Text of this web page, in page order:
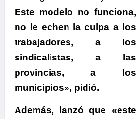
Este modelo no funciona,
no le echen la culpa a los
trabajadores, a los
sindicalistas, a las
provincias, a los
municipios», pidió.
Además, lanzó que «este